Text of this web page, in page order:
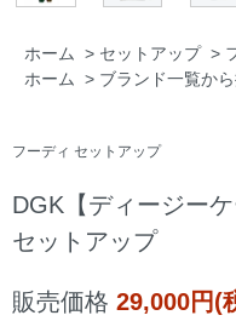
ホーム > セットアップ >
ホーム
> ブランド一覧か
フーディ セットアップ
DGK【ディージー
セットアップ
販売価格 29,000円(